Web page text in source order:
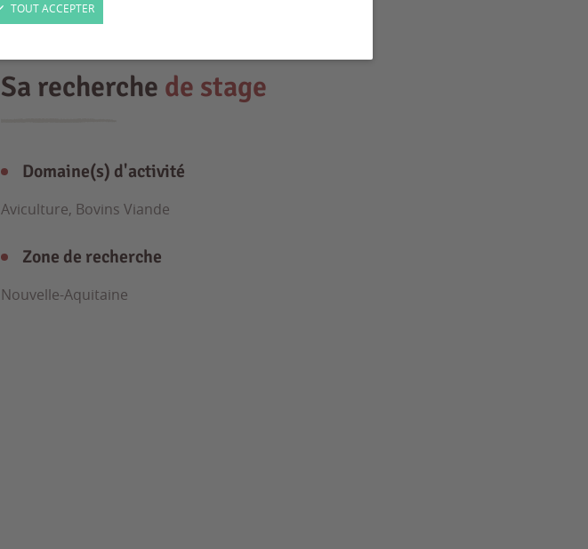
TOUT ACCEPTER
Sa recherche de stage
Domaine(s) d'activité
Aviculture, Bovins Viande
Zone de recherche
Nouvelle-Aquitaine